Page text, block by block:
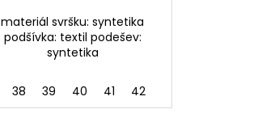
materiál svršku: syntetika
podšívka: textil podešev:
syntetika
38 39 40 41 42